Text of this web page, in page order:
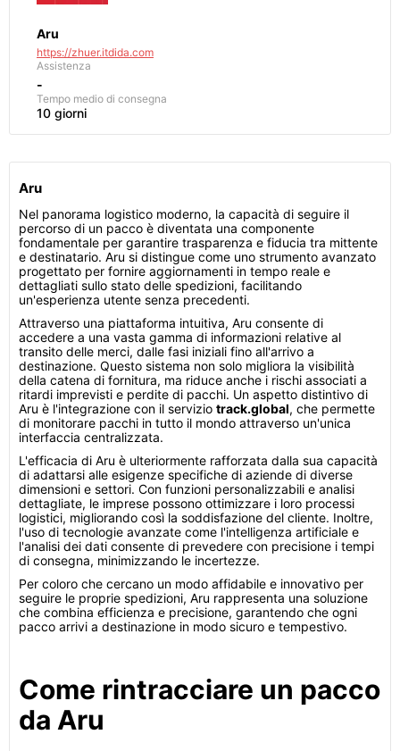
Aru
https://zhuer.itdida.com
Assistenza
-
Tempo medio di consegna
10 giorni
Aru
Nel panorama logistico moderno, la capacità di seguire il
percorso di un pacco è diventata una componente
fondamentale per garantire trasparenza e fiducia tra mittente
e destinatario. Aru si distingue come uno strumento avanzato
progettato per fornire aggiornamenti in tempo reale e
dettagliati sullo stato delle spedizioni, facilitando
un'esperienza utente senza precedenti.
Attraverso una piattaforma intuitiva, Aru consente di
accedere a una vasta gamma di informazioni relative al
transito delle merci, dalle fasi iniziali fino all'arrivo a
destinazione. Questo sistema non solo migliora la visibilità
della catena di fornitura, ma riduce anche i rischi associati a
ritardi imprevisti e perdite di pacchi. Un aspetto distintivo di
Aru è l'integrazione con il servizio track.global, che permette
di monitorare pacchi in tutto il mondo attraverso un'unica
interfaccia centralizzata.
L'efficacia di Aru è ulteriormente rafforzata dalla sua capacità
di adattarsi alle esigenze specifiche di aziende di diverse
dimensioni e settori. Con funzioni personalizzabili e analisi
dettagliate, le imprese possono ottimizzare i loro processi
logistici, migliorando così la soddisfazione del cliente. Inoltre,
l'uso di tecnologie avanzate come l'intelligenza artificiale e
l'analisi dei dati consente di prevedere con precisione i tempi
di consegna, minimizzando le incertezze.
Per coloro che cercano un modo affidabile e innovativo per
seguire le proprie spedizioni, Aru rappresenta una soluzione
che combina efficienza e precisione, garantendo che ogni
pacco arrivi a destinazione in modo sicuro e tempestivo.
Come rintracciare un pacco
da Aru